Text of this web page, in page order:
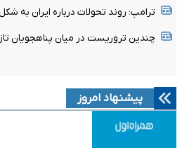
ترامپ: روند تحولات درباره ایران به
چندین تروریست در میان پناهجویان
پیشنهاد امروز